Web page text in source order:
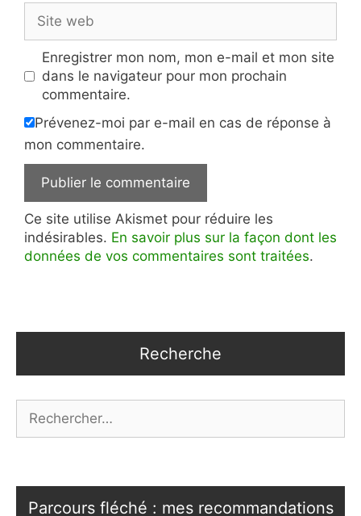
web
Enregistrer mon nom, mon e-mail et mon site
dans le navigateur pour mon prochain
commentaire.
Prévenez-moi par e-mail en cas de réponse à
mon commentaire.
Ce site utilise Akismet pour réduire les
indésirables. En savoir plus sur la façon dont les
données de vos commentaires sont traitées.
Recherche
Parcours fléché : mes recommandations